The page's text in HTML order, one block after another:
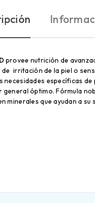
provee nutrición de
irritación de la piel o
específicas
óptimo. Fórmula
minerales que ayudan a